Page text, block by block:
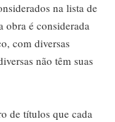
na lista de
obra é considerada
com diversas
não têm suas
de títulos que cada